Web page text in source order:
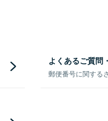
よくあるご質問
郵便番号に関する